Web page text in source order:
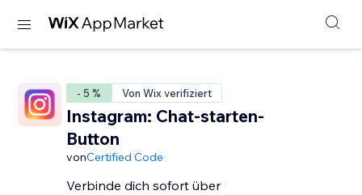
- 5 % Von Wix verifiziert
Instagram: Chat-starten-
Button
vonCertified Code
Verbinde dich sofort über